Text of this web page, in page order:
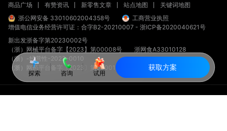
探索 咨询 试用
获取方案
商品广场
有赞资讯 新零售文章 站点地图
关键词地图
浙公网安备 33010602004358号
工商营业执照
增值电信业务经营许可证：合字B2-20210007 - 浙ICP备2020040621号
新出发浙备字第20230002号
（浙）网械平台备字【2023】第00008号
浙网食A33010128
（浙）-经营性-2023-0010
（浙）网药平台备字〔2023〕第000012-000号